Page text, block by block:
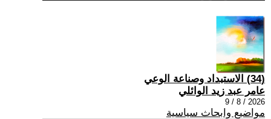
(34) الاستبداد وصناعة الوعي
عامر عبد زيد الوائلي
2026 / 8 / 9
مواضيع وابحاث سياسية